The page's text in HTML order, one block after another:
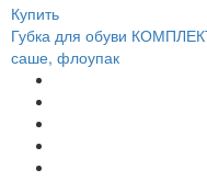
Купить
Губка для обуви
саше, флоупак